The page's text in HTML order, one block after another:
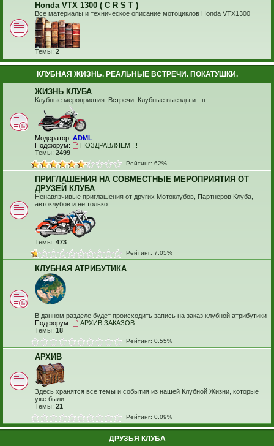
Honda VTX 1300 ( C R S T )
Все материалы и техническое описание мотоциклов Honda VTX1300
Темы: 2
КЛУБНАЯ ЖИЗНЬ. РЕАЛЬНЫЕ ВСТРЕЧИ. ПОКАТУШКИ.
ЖИЗНЬ КЛУБА
Клубные мероприятия. Встречи. Клубные выезды и т.п.
Модератор: ADML
Подфорум:
ПОЗДРАВЛЯЕМ !!!
Темы: 2499
Рейтинг: 62%
ПРИГЛАШЕНИЯ НА СОВМЕСТНЫЕ МЕРОПРИЯТИЯ ОТ
ДРУЗЕЙ КЛУБА
Ненавязчивые приглашения от других Мотоклубов, Партнеров Клуба,
автоклубов и не только ...
Темы: 473
Рейтинг: 7.05%
КЛУБНАЯ АТРИБУТИКА
В данном разделе будет происходить запись на заказ клубной атрибутики
Подфорум:
АРХИВ ЗАКАЗОВ
Темы: 18
Рейтинг: 0.55%
АРХИВ
Здесь хранятся все темы и события из нашей Клубной Жизни, которые
уже были
Темы: 21
Рейтинг: 0.09%
ДРУЗЬЯ КЛУБА